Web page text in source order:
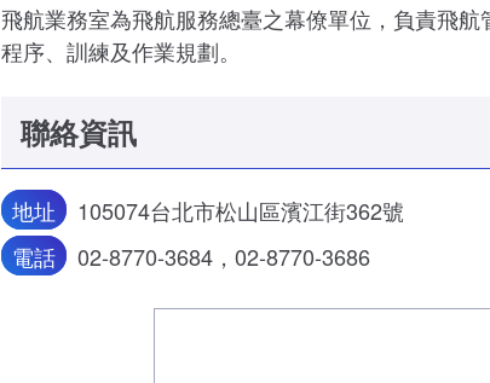
飛航業務室為飛航服務總臺之幕僚單位，負責飛
程序、訓練及作業規劃。
聯絡資訊
地址
105074台北市松山區濱江街362號
電話
02-8770-3684，02-8770-3686